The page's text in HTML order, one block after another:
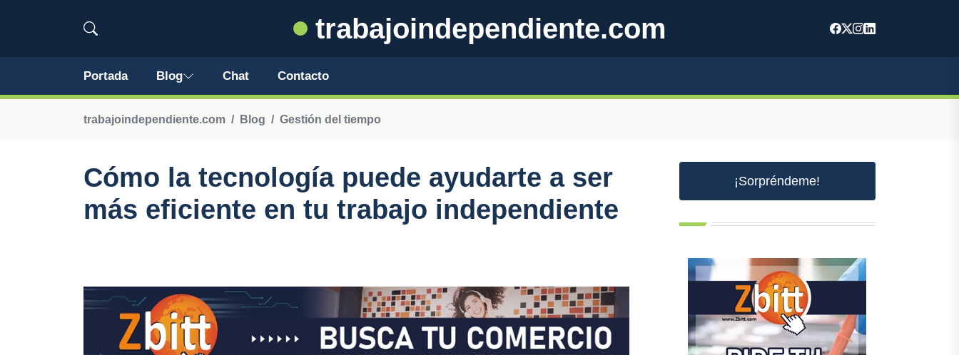
trabajoindependiente.com
Portada Blog Chat Contacto
trabajoindependiente.com Blog Gestión del tiempo
Cómo la tecnología puede ayudarte a ser
más eficiente en tu trabajo independiente
¡Sorpréndeme!